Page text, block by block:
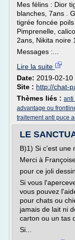
Mes félins : Dior
blanches, 7ans .
tigrée foncée
Pimprenelle,
2ans, Nikita noire
Messages :...
Lire la suite
Date: 2019-02-10
Site : http://chat-
Thèmes liés : anti
advantage ou
traitement anti puce
LE
B)1) Si c'est une
Merci à
pour ce joli dessin
Si vous
vous pouvez
pour chats ou
jamais de lait ni
carton ou un tas
Si...